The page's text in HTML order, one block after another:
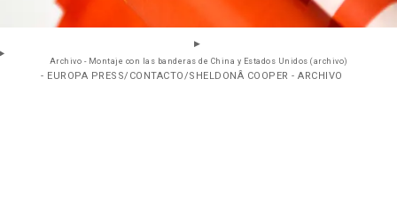
Archivo - Montaje con las banderas de China y Estados Unidos (archivo)
- EUROPA PRESS/CONTACTO/SHELDONÂ COOPER - ARCHIVO